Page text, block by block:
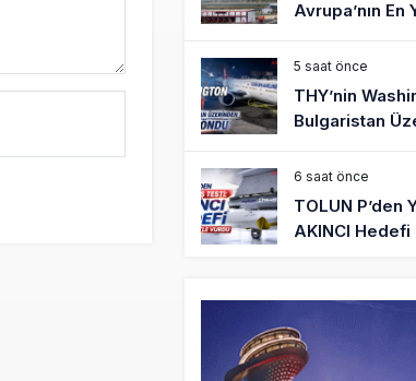
Avrupa’nın En
Dünyada
5 saat önce
THY’nin
Bulgaristan
Döndü
6 saat önce
TOLUN P’den
AKINCI
Türkiye’nin
Projelerinde
TEI